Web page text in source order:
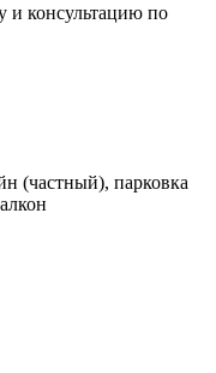
и консультацию по
(частный), парковка